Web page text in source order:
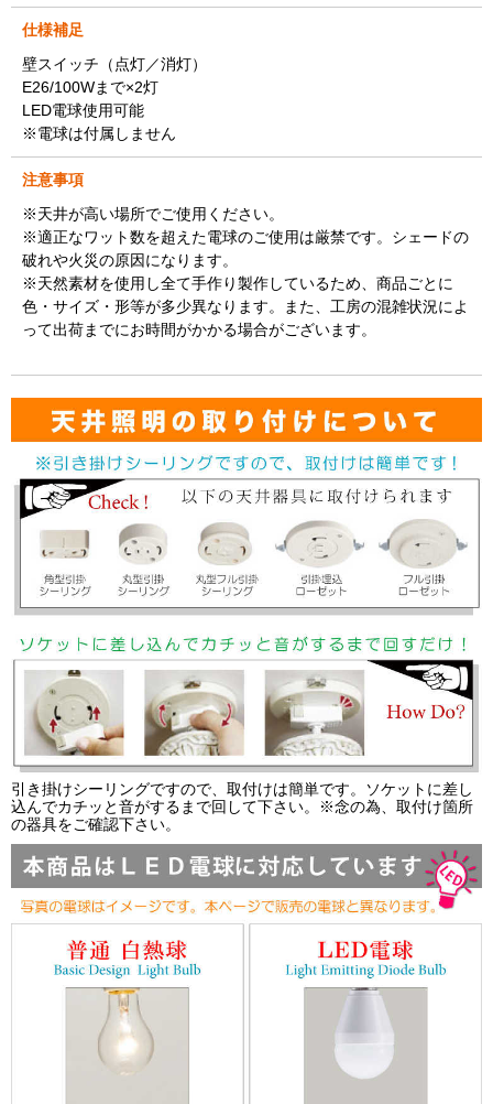
仕様補足
壁スイッチ（点灯／消灯）
E26/100Wまで×2灯
LED電球使用可能
※電球は付属しません
注意事項
※天井が高い場所でご使用ください。
※適正なワット数を超えた電球のご使用は厳禁です。シェードの
破れや火災の原因になります。
※天然素材を使用し全て手作り製作しているため、商品ごとに
色・サイズ・形等が多少異なります。また、工房の混雑状況によ
って出荷までにお時間がかかる場合がございます。
引き掛けシーリングですので、取付けは簡単です。ソケットに差し
込んでカチッと音がするまで回して下さい。※念の為、取付け箇所
の器具をご確認下さい。